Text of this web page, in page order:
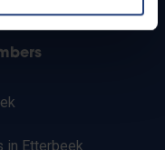
in Etterbeek